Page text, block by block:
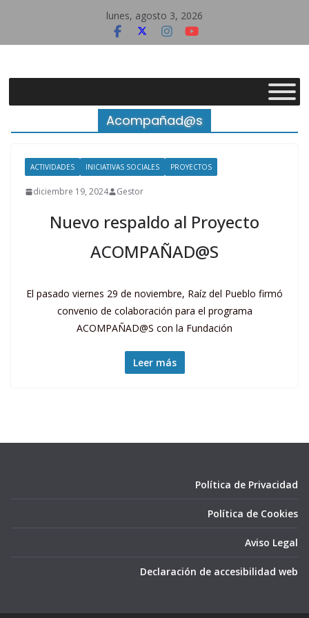
contenido
lunes, agosto 3, 2026
Asociación
Cultural
Raíz
Pueblo
Acompañad@s
ACTIVIDADES INICIATIVAS SOCIALES PROYECTOS
diciembre 19, 2024 Gestor
Nuevo respaldo al Proyecto
ACOMPAÑAD@S
El pasado viernes 29 de noviembre, Raíz del Pueblo firmó
convenio de colaboración para el programa
ACOMPAÑAD@S con la Fundación
Leer más
Política de Privacidad
Política de Cookies
Aviso Legal
Declaración de accesibilidad web